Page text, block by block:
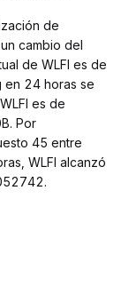
de
cambio del
de WLFI es de
en 24 horas se
es de
Por
45 entre
WLFI alcanzó